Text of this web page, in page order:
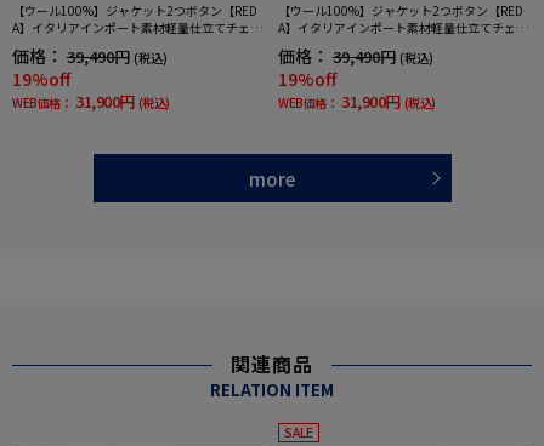
【ウール100%】ジャケット2つボタン【RED
A】イタリアインポート素材軽量仕立てチェッ
クブラウンRUCKENBACCHAR秋冬
価格： 39,490円 (税込)
19%off
WEB価格： 31,900円 (税込)
【ウール100%】ジャケット2つボタン【RED
A】イタリアインポート素材軽量仕立てチェッ
クネイビーRUCKENBACCHAR秋冬
価格： 39,490円 (税込)
19%off
WEB価格： 31,900円 (税込)
more
関連商品
RELATION ITEM
SALE